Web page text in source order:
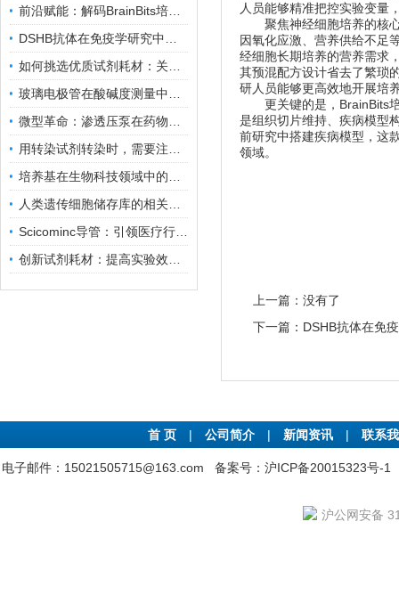
人员能够精准把控实验变量
聚焦神经细胞培养的核心
因氧化应激、营养供给不足
经细胞长期培养的营养需求
其预混配方设计省去了繁琐
研人员能够更高效地开展培
更关键的是，BrainBits培
是组织切片维持、疾病模型
前研究中搭建疾病模型，这
领域。
上一篇：没有了
下一篇： DSHB抗体在免
首 页 | 公司简介 | 新闻资讯 | 联系
电子邮件：15021505715@163.com 备案号：沪ICP备20015323号-1
沪公网安备